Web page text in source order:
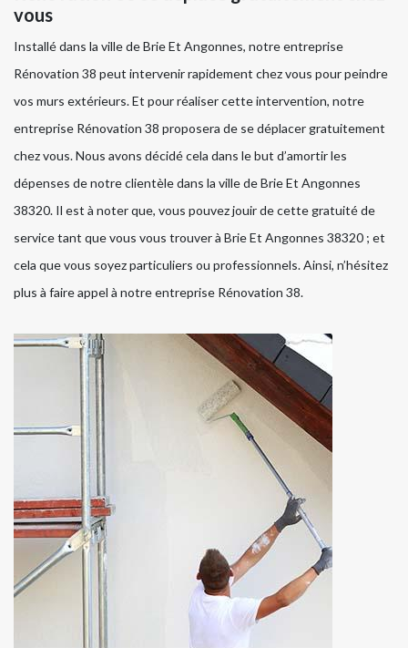
vous
Installé dans la ville de Brie Et Angonnes, notre entreprise
Rénovation 38 peut intervenir rapidement chez vous pour peindre
vos murs extérieurs. Et pour réaliser cette intervention, notre
entreprise Rénovation 38 proposera de se déplacer gratuitement
chez vous. Nous avons décidé cela dans le but d’amortir les
dépenses de notre clientèle dans la ville de Brie Et Angonnes
38320. Il est à noter que, vous pouvez jouir de cette gratuité de
service tant que vous vous trouver à Brie Et Angonnes 38320 ; et
cela que vous soyez particuliers ou professionnels. Ainsi, n’hésitez
plus à faire appel à notre entreprise Rénovation 38.